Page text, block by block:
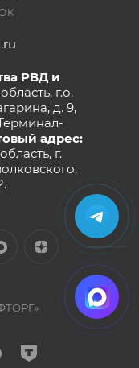
РВД и
г.о.
д. 9,
адрес:
г.